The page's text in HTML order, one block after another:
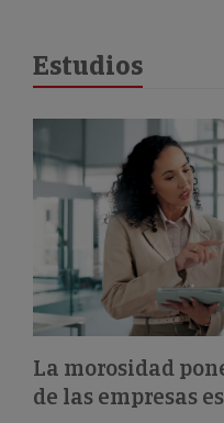
Estudios
La morosidad
de las empresas